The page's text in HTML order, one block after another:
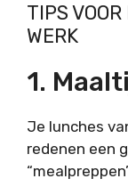
TIPS
WERK
1.
Je lunches
redenen een